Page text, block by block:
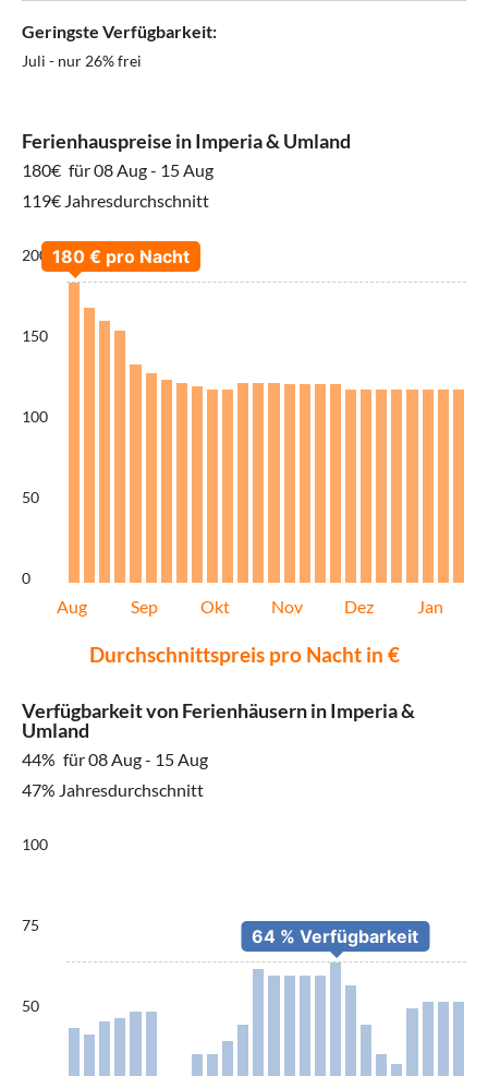
Geringste Verfügbarkeit:
Juli - nur 26% frei
Ferienhauspreise in Imperia & Umland
180€ für 08 Aug - 15 Aug
119€ Jahresdurchschnitt
200
150
100
50
0
Aug Sep Okt Nov Dez Jan
Durchschnittspreis pro Nacht in €
Verfügbarkeit von Ferienhäusern in Imperia &
Umland
44% für 08 Aug - 15 Aug
47% Jahresdurchschnitt
100
75
50